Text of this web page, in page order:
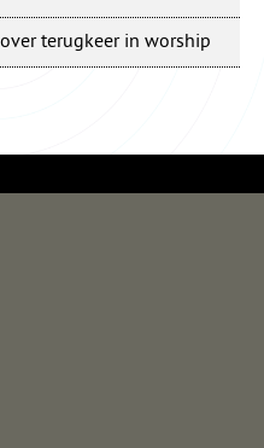
terugkeer in worship